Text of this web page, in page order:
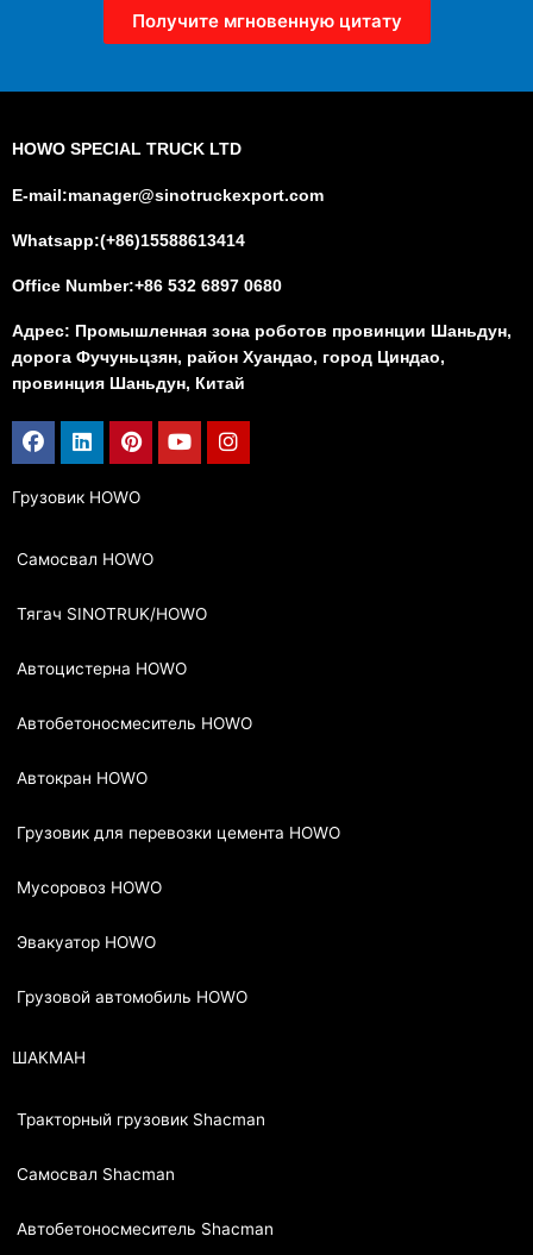
Получите мгновенную цитату
HOWO SPECIAL TRUCK LTD
E-mail:manager@sinotruckexport.com
Whatsapp:(+86)15588613414
Office Number:+86 532 6897 0680
Адрес: Промышленная зона роботов провинции Шаньдун,
дорога Фучуньцзян, район Хуандао, город Циндао,
провинция Шаньдун, Китай
Facebook
LinkedinPinterest
YoutubeInstagram
Грузовик HOWO
Самосвал HOWO
Тягач SINOTRUK/HOWO
Автоцистерна HOWO
Автобетоносмеситель HOWO
Автокран HOWO
Грузовик для перевозки цемента HOWO
Мусоровоз HOWO
Эвакуатор HOWO
Грузовой автомобиль HOWO
ШАКМАН
Тракторный грузовик Shacman
Самосвал Shacman
Автобетоносмеситель Shacman